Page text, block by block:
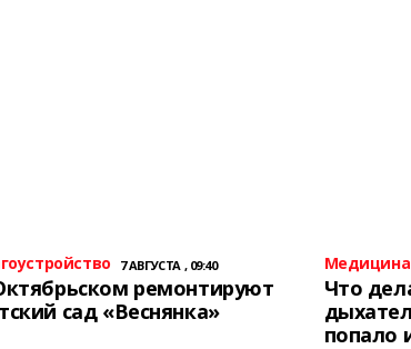
7 АВГУСТА , 09:40
ремонтируют
сад «Веснянка»
Медицина
Что
попало